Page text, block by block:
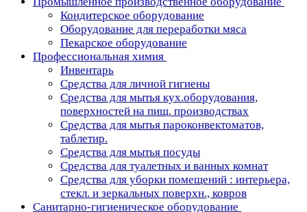
Кондитерское оборудование
Оборудование для переработки мяса
Пекарское оборудование
Профессиональная химия
Инвентарь
Средства для личной гигиены
Средства для мытья кух.оборудования,
поверхностей на пищ. производствах
Средства для мытья пароконвектоматов,
таблетир.
Средства для мытья посуды
Средства для туалетных и ванных комнат
Средства для уборки помещений : интерьера,
стекл. и зеркальных поверхн., ковров
Санитарно-гигиеническое оборудование